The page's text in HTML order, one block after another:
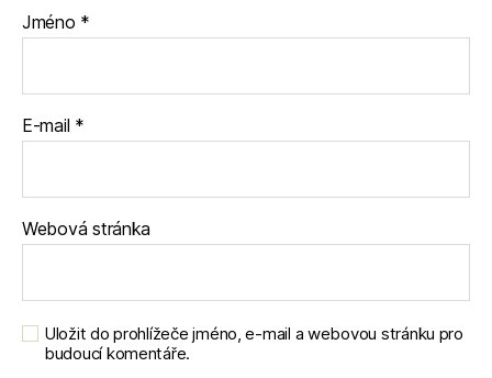
Jméno *
E-mail *
Webová stránka
Uložit do prohlížeče jméno, e-mail a webovou stránku pro
budoucí komentáře.